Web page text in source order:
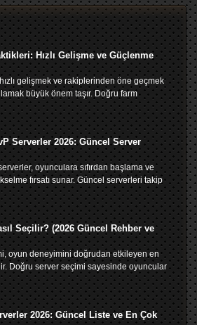
Hızlı Gelişme ve Güçlenme
gelişmek ve rakiplerinden öne geçmek
büyük önem taşır. Doğru farm
Serverler 2026: Güncel Server
oyunculara sıfırdan başlama ve
fırsatı sunar. Güncel serverleri takip
Seçilir? (2026 Güncel Rehber ve
oyun deneyimini doğrudan etkileyen en
Doğru server seçimi sayesinde oyuncular
2026: Güncel Liste ve En Çok